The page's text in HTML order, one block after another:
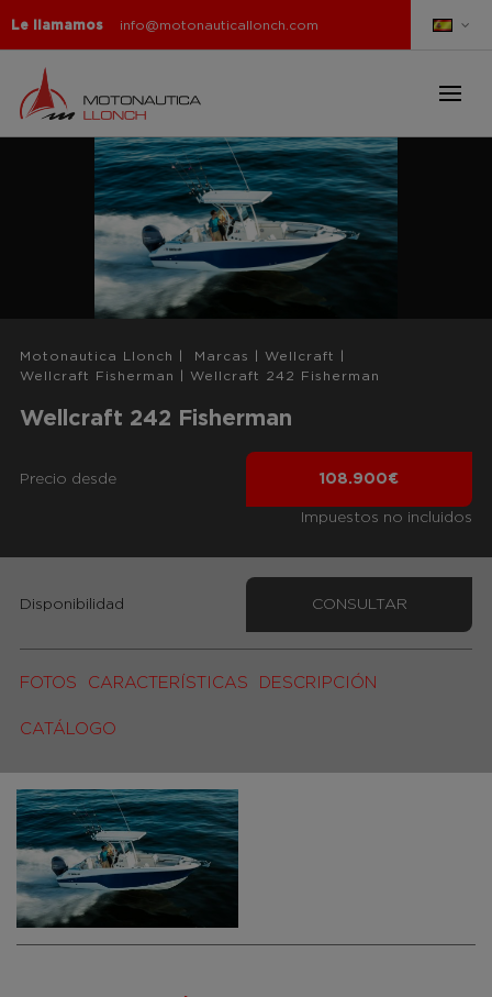
Le llamamos info@motonauticallonch.com
Motonautica Llonch Marcas Wellcraft
Wellcraft Fisherman
Wellcraft 242 Fisherman
Wellcraft 242 Fisherman
Precio desde 108.900€
Impuestos no incluidos
FOTOS CARACTERÍSTICAS DESCRIPCIÓN
CATÁLOGO
Disponibilidad CONSULTAR